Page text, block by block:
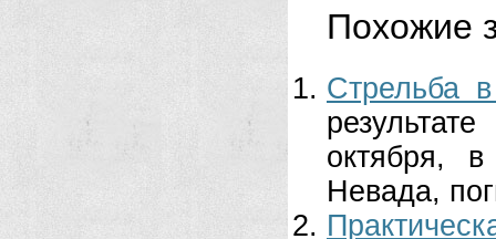
Похожие
Стрельба
октября,
Невада,